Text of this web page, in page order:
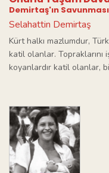
Demirtaş'ın Savunması
Selahattin Demirtaş
Kürt halkı mazlumdur,
katil olanlar.
koyanlardır katil olanlar,